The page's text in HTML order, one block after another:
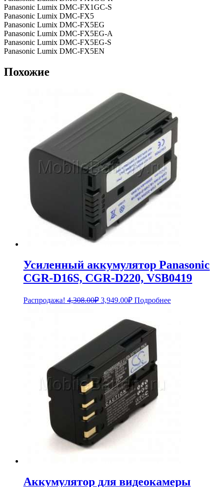
Panasonic Lumix DMC-FX1GC-S
Panasonic Lumix DMC-FX5
Panasonic Lumix DMC-FX5EG
Panasonic Lumix DMC-FX5EG-A
Panasonic Lumix DMC-FX5EG-S
Panasonic Lumix DMC-FX5EN
Похожие
Усиленный аккумулятор Panasonic
CGR-D16S, CGR-D220, VSB0419
Распродажа! 4,308.00₽ Первоначальная
4,308.00₽.
3,949.00₽Текущая
цена:
Подробнее
Аккумулятор для видеокамеры